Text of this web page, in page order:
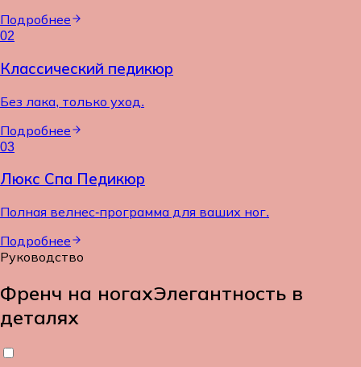
Подробнее
02
Классический педикюр
Без лака, только уход.
Подробнее
03
Люкс Спа Педикюр
Полная велнес-программа для ваших ног.
Подробнее
Руководство
Френч на ногахЭлегантность в
деталях